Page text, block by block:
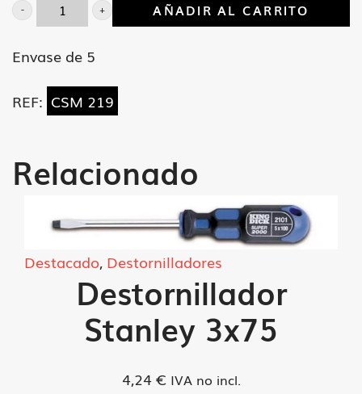
Llave
19
mm
cantidad
AÑADIR AL CARRITO
Envase de 5
REF: CSM 219
Relacionado
Destacado, Destornilladores
Destornillador
Stanley 3x75
4,24€ IVA no incl.